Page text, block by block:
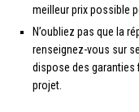
meilleur prix possible
N’oubliez pas que la
renseignez-vous sur
dispose des garanties
projet.